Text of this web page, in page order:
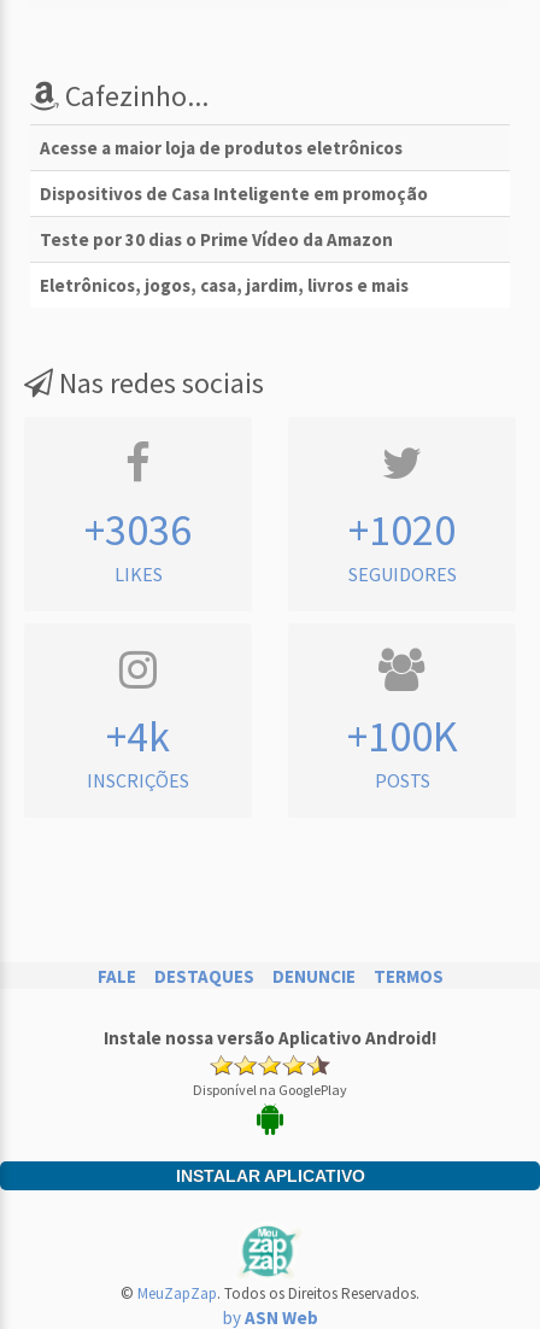
Cafezinho...
Acesse a maior loja de produtos eletrônicos
Dispositivos de Casa Inteligente em promoção
Teste por 30 dias o Prime Vídeo da Amazon
Eletrônicos, jogos, casa, jardim, livros e mais
Nas redes sociais
+3036
LIKES
+1020
SEGUIDORES
+4k
INSCRIÇÕES
+100K
POSTS
FALE DESTAQUES DENUNCIE TERMOS
Instale nossa versão Aplicativo Android!
Disponível na GooglePlay
INSTALAR APLICATIVO
© MeuZapZap. Todos os Direitos Reservados.
byASN Web